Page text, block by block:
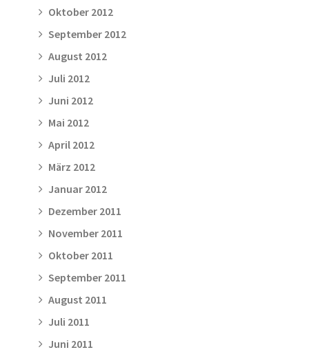
Oktober 2012
September 2012
August 2012
Juli 2012
Juni 2012
Mai 2012
April 2012
März 2012
Januar 2012
Dezember 2011
November 2011
Oktober 2011
September 2011
August 2011
Juli 2011
Juni 2011